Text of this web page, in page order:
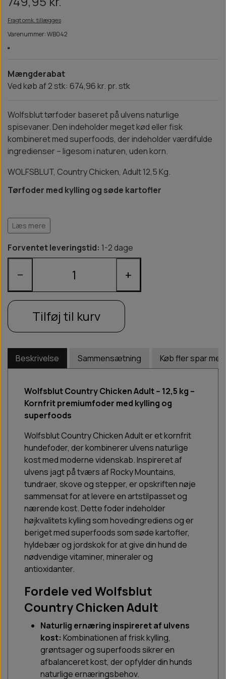
Fragt omk. tillægges
Varenummer: WB042
Mængderabat
Ved køb af 2 stk: 674,96 kr. pr. stk
Wolfsblut tørfoder baseret på ulvens naturlige
spisevaner. Den indeholder meget kød eller fisk
kombineret med superfoods, der indeholder værdifulde
ingredienser – ligesom i naturen, uden korn.
WOLFSBLUT, Country Chicken, Adult 12,5 Kg.
Tørfoder med kylling og søde kartofler
Læs mere
Forventet leveringstid: 1-2 dage
− +
Tilføj til kurv
Beskrivelse Sammensætning Køb fler spar
Wolfsblut Country Chicken Adult – 12,5 kg –
Kornfrit premiumfoder med kylling og
superfoods
Wolfsblut Country Chicken Adult er et kornfrit
hundefoder, der kombinerer ulvens naturlige
kost med moderne videnskab. Inspireret af
ulvens jagt på tværs af Rocky Mountains,
tundraer, skove og stepper, er opskriften nøje
sammensat for at levere en artstilpasset og
nærende kost. Dette foder indeholder
højkvalitets kylling som hovedingrediens og er
beriget med superfoods som søde kartofler,
hyldebær og jordskok for at give din hund de
nødvendige vitaminer, mineraler og
antioxidanter.
Fordele ved Wolfsblut
Country Chicken Adult
Naturlig ernæring inspireret af ulvens
kost: Kombinationen af frisk kylling,
grøntsager og superfoods sikrer en
afbalanceret kost, der opfylder din hunds
naturlige ernæringsbehov.